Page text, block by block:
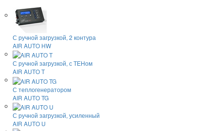
С ручной загрузкой, 2 контура
AIR AUTO HW
С ручной загрузкой, с ТЕНом
AIR AUTO T
С теплогенератором
AIR AUTO TG
С ручной загрузкой, усиленный
AIR AUTO U